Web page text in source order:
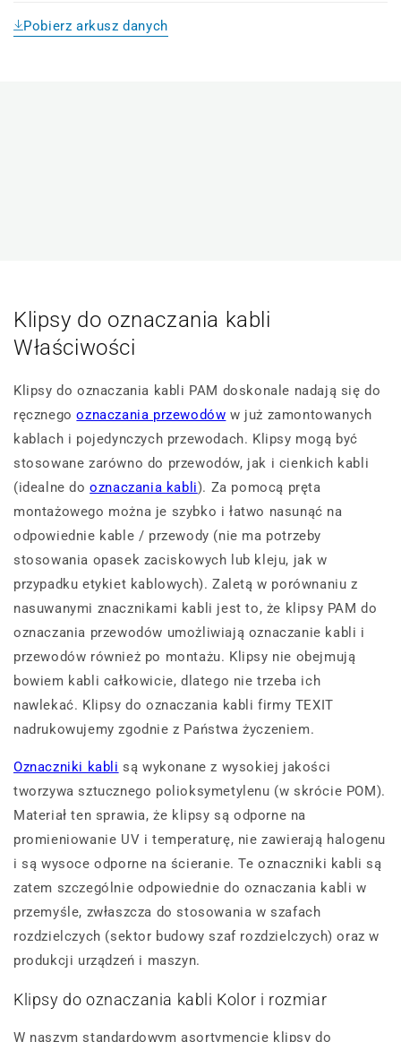
Pobierz arkusz danych
Klipsy do oznaczania kabli
Właściwości
Klipsy do oznaczania kabli PAM doskonale nadają się do
ręcznegooznaczania przewodów w już zamontowanych
kablach i pojedynczych przewodach. Klipsy mogą być
stosowane zarówno do przewodów, jak i cienkich kabli
(idealne dooznaczania kabli). Za pomocą pręta
montażowego można je szybko i łatwo nasunąć na
odpowiednie kable / przewody (nie ma potrzeby
stosowania opasek zaciskowych lub kleju, jak w
przypadku etykiet kablowych). Zaletą w porównaniu z
nasuwanymi znacznikami kabli jest to, że klipsy PAM do
oznaczania przewodów umożliwiają oznaczanie kabli i
przewodów również po montażu. Klipsy nie obejmują
bowiem kabli całkowicie, dlatego nie trzeba ich
nawlekać. Klipsy do oznaczania kabli firmy TEXIT
nadrukowujemy zgodnie z Państwa życzeniem.
Oznaczniki kabli są wykonane z wysokiej jakości
tworzywa sztucznego polioksymetylenu (w skrócie POM).
Materiał ten sprawia, że klipsy są odporne na
promieniowanie UV i temperaturę, nie zawierają halogenu
i są wysoce odporne na ścieranie. Te oznaczniki kabli są
zatem szczególnie odpowiednie do oznaczania kabli w
przemyśle, zwłaszcza do stosowania w szafach
rozdzielczych (sektor budowy szaf rozdzielczych) oraz w
produkcji urządzeń i maszyn.
Klipsy do oznaczania kabli Kolor i rozmiar
W naszym standardowym asortymencie klipsy do